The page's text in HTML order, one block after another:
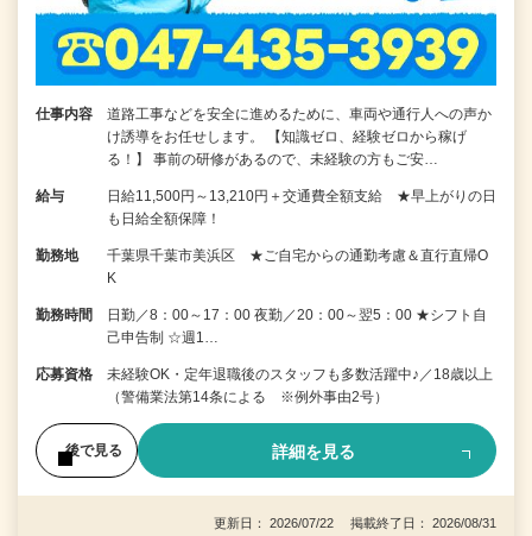
仕事内容
道路工事などを安全に進めるために、車両や通行人への声か
け誘導をお任せします。 【知識ゼロ、経験ゼロから稼げ
る！】 事前の研修があるので、未経験の方もご安…
給与
日給11,500円～13,210円＋交通費全額支給 ★早上がりの日
も日給全額保障！
勤務地
千葉県千葉市美浜区 ★ご自宅からの通勤考慮＆直行直帰O
K
勤務時間
日勤／8：00～17：00 夜勤／20：00～翌5：00 ★シフト自
己申告制 ☆週1…
応募資格
未経験OK・定年退職後のスタッフも多数活躍中♪／18歳以上
（警備業法第14条による ※例外事由2号）
後で見る 詳細を見る
更新日： 2026/07/22 掲載終了日： 2026/08/31